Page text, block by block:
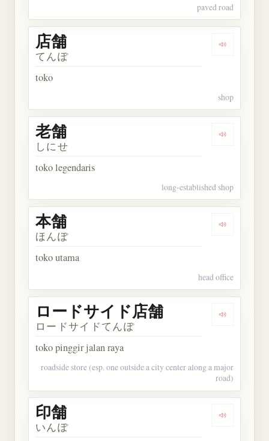
paved road
Dengarkan
店舗
てんぽ
toko
shop
Dengarkan
老舗
しにせ
toko legendaris
long-established shop
Dengarkan
本舗
ほんぽ
toko utama
head office
Dengarkan
ロードサイド店舗
ロードサイドてんぽ
toko pinggir jalan raya
roadside store (esp. one outside a city center along a major
road)
Dengarkan
印舗
いんぽ